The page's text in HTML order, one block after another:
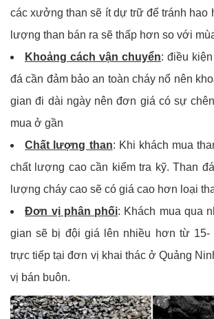
các xưởng than sẽ ít dự trữ để tránh hao
lượng than bán ra sẽ thấp hơn so với
Khoảng cách vận chuyển: điều
đá cần đảm bảo an toàn cháy nổ nên
gian đi dài ngày nên đơn giá có sự
mua ở gần
Chất lượng than: Khi khách mua
chất lượng cao cần kiểm tra kỹ. Than
lượng cháy cao sẽ có giá cao hơn loại
Đơn vị phân phối: Khách mua qua
gian sẽ bị đội giá lên nhiều hơn từ 15-
trực tiếp tại đơn vị khai thác ở Quảng
vị bán buôn.